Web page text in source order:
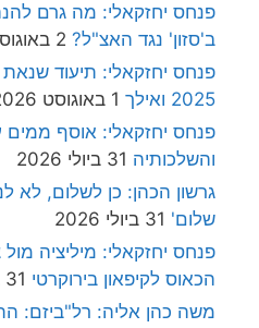
פנחס יחזקאלי: מה גרם
ב'סזון' נגד האצ"ל? 2 באוגוסט 2026
פנחס יחזקאלי: תיעוד שנאת
2025 ואילך
1 באוגוסט 2026
פנחס יחזקאלי: אוסף
והשלכותיה 31 ביולי 2026
גרשון הכהן: כן לשלום, לא
שלום' 31 ביולי 2026
פנחס יחזקאלי: מיליציה
הכאוס לקיפאון בירוקרטי 31 ביולי 2026
משה כהן אליה: רל"ביזם: